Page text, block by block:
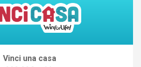
Vinci una casa